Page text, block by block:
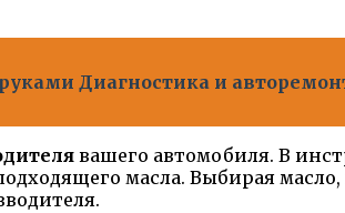
Диагностика и
вашего автомобиля. В
масла. Выбирая